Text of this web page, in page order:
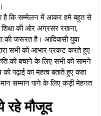
है कि सम्मेलन में आकर हमे बहुत से
की ओर अग्रसर रखना,
जरूरत है। आदिवासी युवा
सभी को आभार प्रकट करते हुए
को बचाने के लिए सभी को सामने
का महत्व बताते हुए कहा
सम्मान पाने के लिए कड़ी मेहनत
रहे मौजूद